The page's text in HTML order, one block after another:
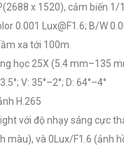
x 1520), cảm biến 1/
0.001 Lux@F1.6; B/W
xa tới 100m
học 25X (5.4 mm–135
V: 35°–2°; D: 64°–4°
H.265
với độ nhạy sáng cực
màu), và 0Lux/F1.6 (ảnh